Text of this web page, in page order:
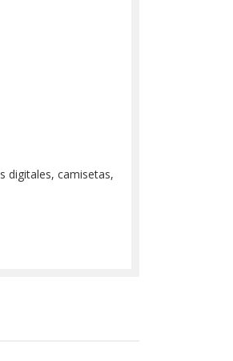
digitales, camisetas,